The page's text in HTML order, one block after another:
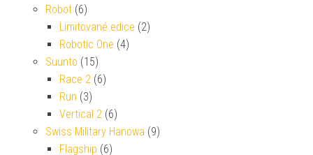
Robot (6)
Limitované edice (2)
Robotic One (4)
Suunto (15)
Race 2 (6)
Run (3)
Vertical 2 (6)
Swiss Military Hanowa (9)
Flagship (6)